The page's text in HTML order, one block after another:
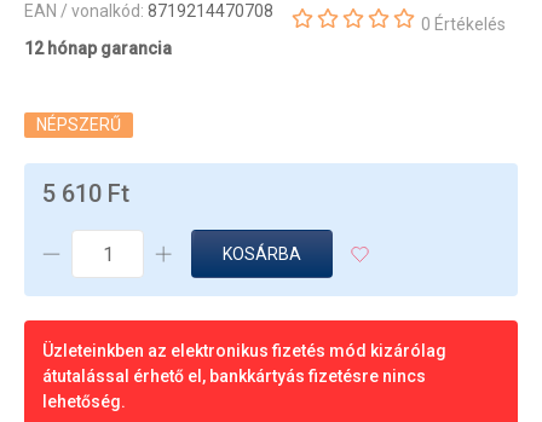
EAN / vonalkód: 8719214470708
12 hónap garancia
0 Értékelés
NÉPSZERŰ
5 610 Ft
KOSÁRBA
Üzleteinkben az elektronikus fizetés mód kizárólag
átutalással érhető el, bankkártyás fizetésre nincs
lehetőség.